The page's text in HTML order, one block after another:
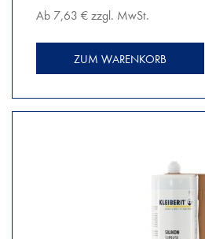
Ab 7,63 € zzgl. MwSt.
ZUM WARENKORB